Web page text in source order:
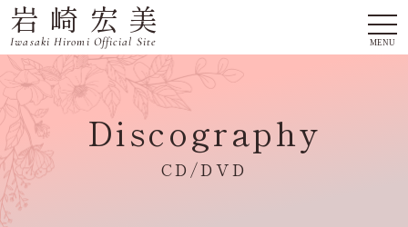
岩崎宏美
Iwasaki Hiromi Official Site MENU
Discography
CD/DVD